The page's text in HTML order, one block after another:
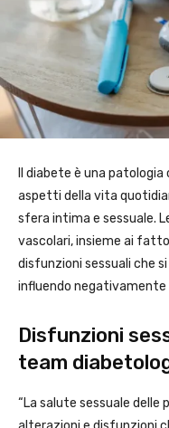
Il diabete è una
aspetti della vita
sfera intima e sessuale.
vascolari, insieme ai
disfunzioni sessuali che
influendo negativamente
Disfunzioni
team
“La salute sessuale